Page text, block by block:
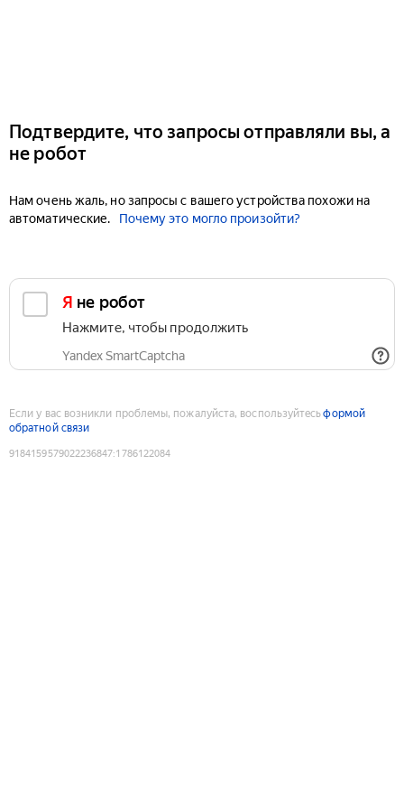
Подтвердите, что запросы отправляли вы, а
не робот
Нам очень жаль, но запросы с вашего устройства похожи на
автоматические.
Почему это могло произойти?
Я не робот
Нажмите, чтобы продолжить
Yandex SmartCaptcha
Если у вас возникли проблемы, пожалуйста, воспользуйтесьформой
обратной связи
9184159579022236847:1786122084